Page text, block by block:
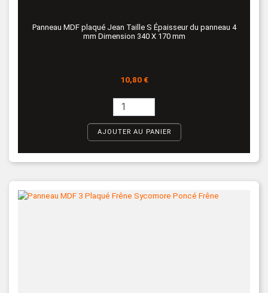
Panneau MDF plaqué Jean Taille S Épaisseur du panneau 4
mm Dimension 340 X 170 mm
Prix
10,80 €
AJOUTER AU PANIER